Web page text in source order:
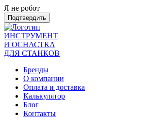
Я не робот
Подтвердить
ИНСТРУМЕНТ
И ОСНАСТКА
ДЛЯ СТАНКОВ
Бренды
О компании
Оплата и доставка
Калькулятор
Блог
Контакты